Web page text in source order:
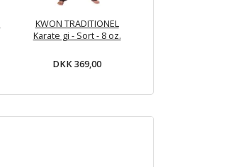
KWON TRADITIONEL
Karate gi - Sort - 8 oz.
DKK 369,00